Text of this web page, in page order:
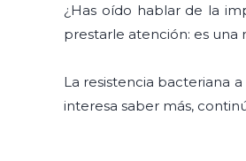
¿Has oído hablar de la
prestarle atención: es una
La resistencia bacteriana
interesa saber más,